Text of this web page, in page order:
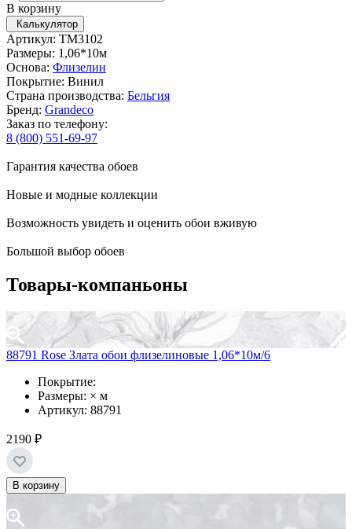
В корзину
Калькулятор
Артикул: TM3102
Размеры: 1,06*10м
Основа: Флизелин
Покрытие: Винил
Страна производства: Бельгия
Бренд: Grandeco
Заказ по телефону:
8 (800) 551-69-97
Гарантия качества обоев
Новые и модные коллекции
Возможность увидеть и оценить обои вживую
Большой выбор обоев
Товары-компаньоны
88791 Rose Злата обои флизелиновые 1,06*10м/6
Покрытие:
Размеры: × м
Артикул: 88791
2190 ₽
В корзину